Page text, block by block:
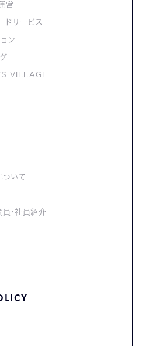
営
ドサービス
ン
VILLAGE
ついて
・社員紹介